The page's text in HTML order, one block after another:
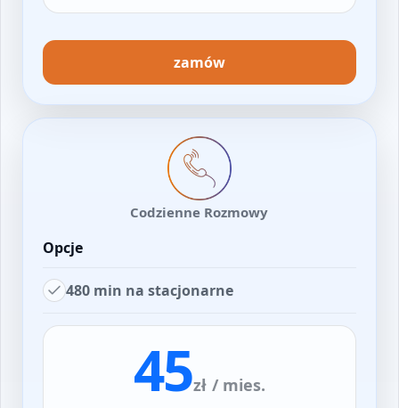
zamów
Codzienne Rozmowy
Opcje
480 min na stacjonarne
45zł / mies.